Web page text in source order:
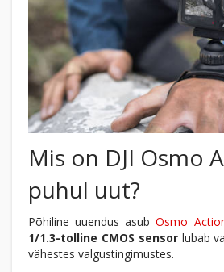
Mis on DJI Osmo
puhul uut?
Põhiline uuendus asubOsmo
1/1.3-tolline CMOS sensor lubab
vähestes valgustingimustes.